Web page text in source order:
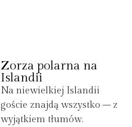
Zorza polarna na
Islandii
Na niewielkiej Islandii
goście znajdą wszystko – z
wyjątkiem tłumów.